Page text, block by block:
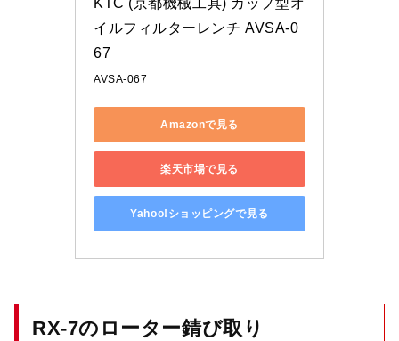
KTC (京都機械工具) カップ型オ
イルフィルターレンチ AVSA-0
67
AVSA-067
Amazonで見る
楽天市場で見る
Yahoo!ショッピングで見る
RX-7のローター錆び取り